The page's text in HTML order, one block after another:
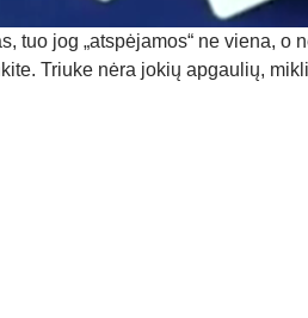
tuo jog „atspėjamos“ ne viena, o
Triuke nėra jokių apgaulių,